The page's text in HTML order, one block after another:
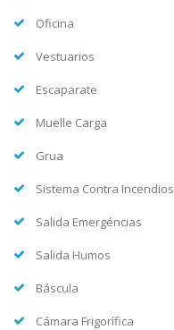
Oficina
Vestuarios
Escaparate
Muelle Carga
Grua
Sistema Contra Incendios
Salida Emergéncias
Salida Humos
Báscula
Cámara Frigorífica